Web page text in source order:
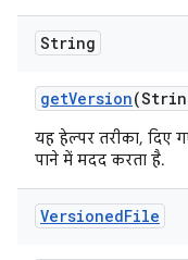
String
getVersion
यह हेल्पर तरीका, दिए
पाने में मदद करता है.
VersionedFile